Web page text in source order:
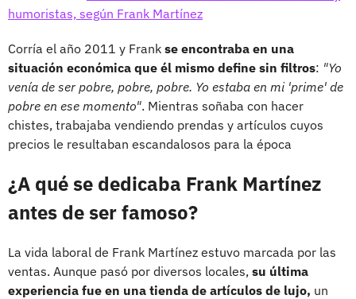
humoristas, según Frank Martínez
Corría el año 2011 y Frank se encontraba en una
situación económica que él mismo define sin filtros: "Yo
venía de ser pobre, pobre, pobre. Yo estaba en mi 'prime' de
pobre en ese momento". Mientras soñaba con hacer
chistes, trabajaba vendiendo prendas y artículos cuyos
precios le resultaban escandalosos para la época
¿A qué se dedicaba Frank Martínez
antes de ser famoso?
La vida laboral de Frank Martínez estuvo marcada por las
ventas. Aunque pasó por diversos locales, su última
experiencia fue en una tienda de artículos de lujo, un